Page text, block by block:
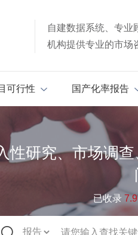
自建数据系统、专业
机构提供专业的市场
可行性 国产化率报告
性研究、市场调
已收录